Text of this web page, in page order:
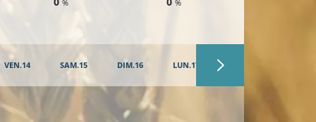
% %
VEN.14 SAM.15 DIM.16 LUN.17